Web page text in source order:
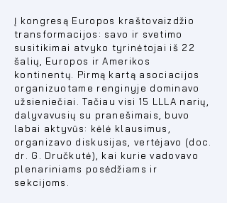
Į kongresą Europos kraštovaizdžio
transformacijos: savo ir svetimo
susitikimai atvyko tyrinėtojai iš 22
šalių, Europos ir Amerikos
kontinentų. Pirmą kartą asociacijos
organizuotame renginyje dominavo
užsieniečiai. Tačiau visi 15 LLLA narių,
dalyvavusių su pranešimais, buvo
labai aktyvūs: kėlė klausimus,
organizavo diskusijas, vertėjavo (doc.
dr. G. Dručkutė), kai kurie vadovavo
plenariniams posėdžiams ir
sekcijoms.